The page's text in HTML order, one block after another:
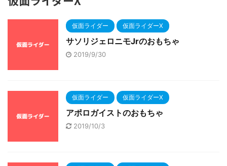
仮面ライダー 仮面ライダーX
サソリジェロニモJrのおもちゃ
2019/9/30
仮面ライダー 仮面ライダーX
アポロガイストのおもちゃ
2019/10/3